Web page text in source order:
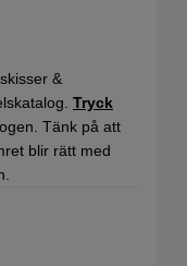
&
Tryck
Tänk på att
blir rätt med